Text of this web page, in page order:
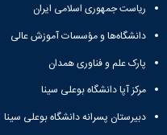
ریاست جمهوری اسلامی ایران
دانشگاه‌ها و مؤسسات آموزش عالی
پارک علم و فناوری همدان
مرکز آپا دانشگاه بوعلی سینا
دبیرستان پسرانه دانشگاه بوعلی سینا